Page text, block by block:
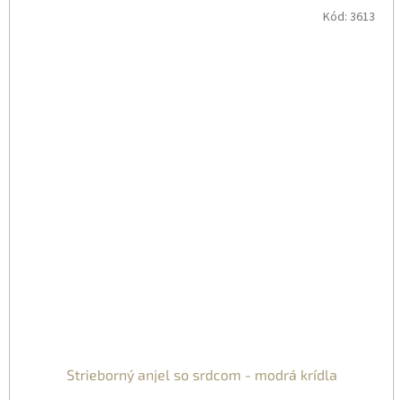
Strieborný anjel so srdcom - modrá krídla
Kód: 3613